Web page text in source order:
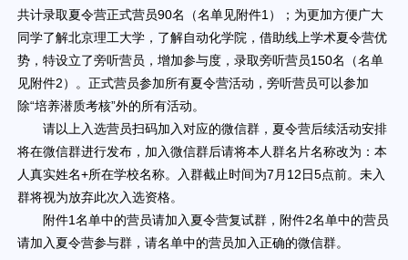
共计录取夏令营正式营员90名（名单见附件1）；为更加方便广大
同学了解北京理工大学，了解自动化学院，借助线上学术夏令营优
势，特设立了旁听营员，增加参与度，录取旁听营员150名（名单
见附件2）。正式营员参加所有夏令营活动，旁听营员可以参加
除“培养潜质考核”外的所有活动。
请以上入选营员扫码加入对应的微信群，夏令营后续活动安排
将在微信群进行发布，加入微信群后请将本人群名片名称改为：本
人真实姓名+所在学校名称。入群截止时间为7月12日5点前。未入
群将视为放弃此次入选资格。
附件1名单中的营员请加入夏令营复试群，附件2名单中的营员
请加入夏令营参与群，请名单中的营员加入正确的微信群。